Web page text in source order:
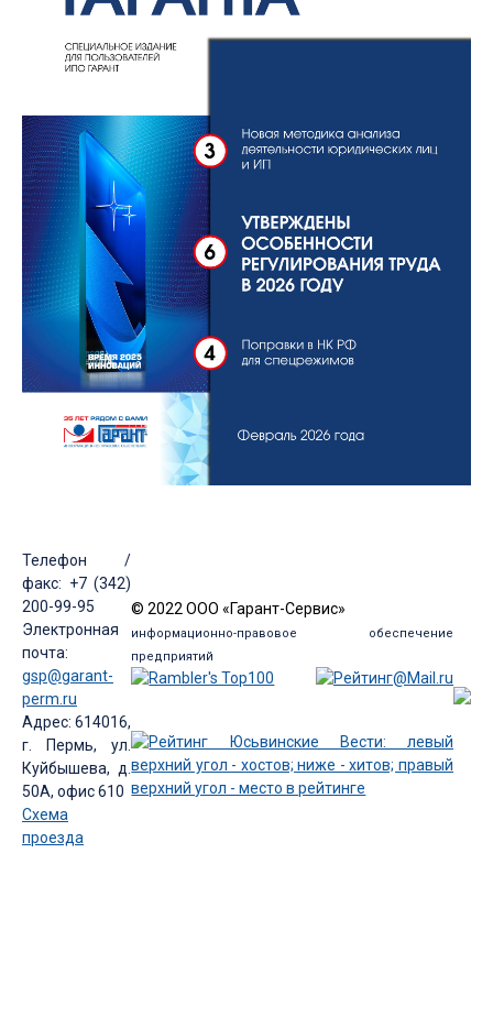
Телефон /
факс: +7 (342)
200-99-95
Электронная
почта:
gsp@garant-
perm.ru
Адрес: 614016,
г. Пермь, ул.
Куйбышева, д.
50А, офис 610
Схема
проезда
© 2022 ООО «Гарант-Сервис»
информационно-правовое обеспечение
предприятий